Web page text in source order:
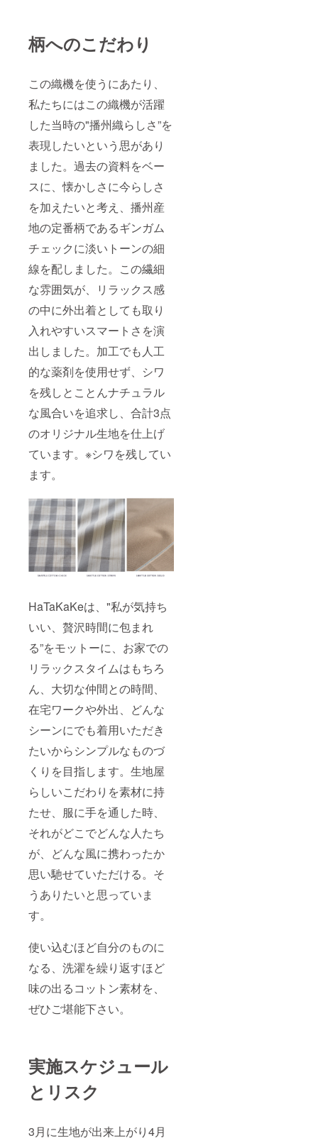
柄へのこだわり
この織機を使うにあたり、
私たちにはこの織機が活躍
した当時の"播州織らしさ”を
表現したいという思があり
ました。過去の資料をベー
スに、懐かしさに今らしさ
を加えたいと考え、播州産
地の定番柄であるギンガム
チェックに淡いトーンの細
線を配しました。この繊細
な雰囲気が、リラックス感
の中に外出着としても取り
入れやすいスマートさを演
出しました。加工でも人工
的な薬剤を使用せず、シワ
を残しとことんナチュラル
な風合いを追求し、合計3点
のオリジナル生地を仕上げ
ています。※シワを残してい
ます。
HaTaKaKeは、"私が気持ち
いい、贅沢時間に包まれ
る”をモットーに、お家での
リラックスタイムはもちろ
ん、大切な仲間との時間、
在宅ワークや外出、どんな
シーンにでも着用いただき
たいからシンプルなものづ
くりを目指します。生地屋
らしいこだわりを素材に持
たせ、服に手を通した時、
それがどこでどんな人たち
が、どんな風に携わったか
思い馳せていただける。そ
うありたいと思っていま
す。
使い込むほど自分のものに
なる、洗濯を繰り返すほど
味の出るコットン素材を、
ぜひご堪能下さい。
実施スケジュール
とリスク
3月に生地が出来上がり4月